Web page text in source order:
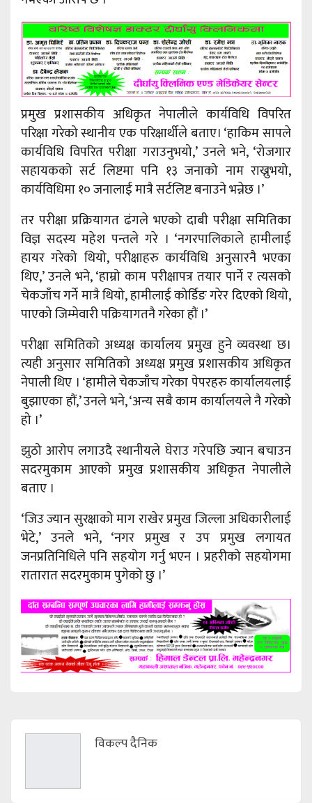
प्रमुख प्रशासकीय अधिकृत नेपालीले कार्यविधि विपरित
परिक्षा गरेको स्थानीय एक परिक्षार्थीले बताए। ‘हाकिम सापले
कार्यविधि विपरित परीक्षा गराउनुभयो,’ उनले भने, ‘रोजगार
सहायकको सर्ट लिष्टमा पनि १३ जनाको नाम राख्नुभयो,
कार्यविधिमा १० जनालाई मात्रै सर्टलिष्ट बनाउने भन्नेछ ।’
तर परीक्षा प्रक्रियागत ढंगले भएको दाबी परीक्षा समितिका
विज्ञ सदस्य महेश पन्तले गरे । ‘नगरपालिकाले हामीलाई
हायर गरेको थियो, परीक्षाहरु कार्यविधि अनुसारनै भएका
थिए,’ उनले भने, ‘हाम्रो काम परीक्षापत्र तयार पार्ने र त्यसको
चेकजाँच गर्ने मात्रै थियो, हामीलाई कोर्डिङ गरेर दिएको थियो,
पाएको जिम्मेवारी पक्रियागतनै गरेका हौं ।’
परीक्षा समितिको अध्यक्ष कार्यालय प्रमुख हुने व्यवस्था छ।
त्यही अनुसार समितिको अध्यक्ष प्रमुख प्रशासकीय अधिकृत
नेपाली थिए । ‘हामीले चेकजाँच गरेका पेपरहरु कार्यालयलाई
बुझाएका हौं,’ उनले भने, ‘अन्य सबै काम कार्यालयले नै गरेको
हो ।’
झुठो आरोप लगाउदै स्थानीयले घेराउ गरेपछि ज्यान बचाउन
सदरमुकाम आएको प्रमुख प्रशासकीय अधिकृत नेपालीले
बताए ।
‘जिउ ज्यान सुरक्षाको माग राखेर प्रमुख जिल्ला अधिकारीलाई
भेटे,’ उनले भने, ‘नगर प्रमुख र उप प्रमुख लगायत
जनप्रतिनिधिले पनि सहयोग गर्नु भएन । प्रहरीको सहयोगमा
रातारात सदरमुकाम पुगेको छु ।’
विकल्प दैनिक